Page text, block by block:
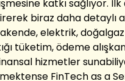
katkı sağlıyor.
biraz daha detaylı
elektrik,
tüketim, ödeme
hizmetler
FinTech as a